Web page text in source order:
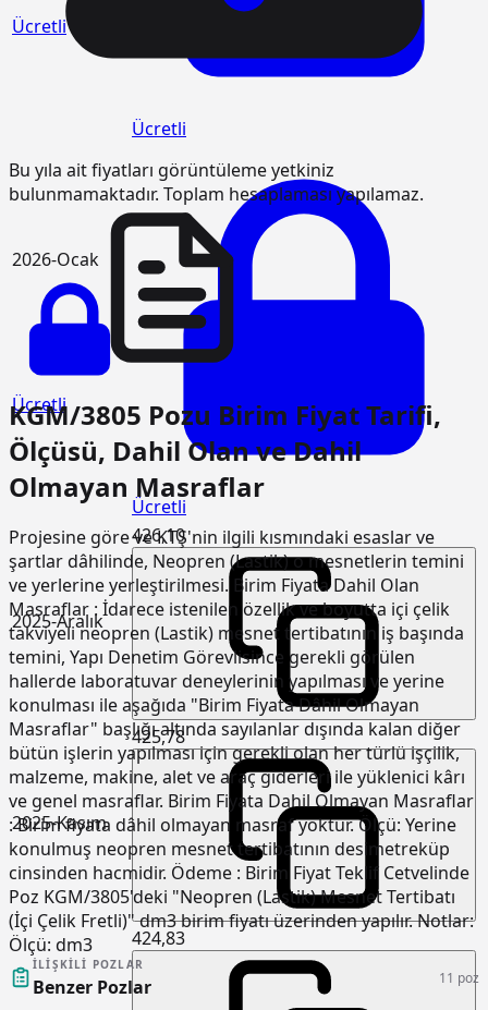
Ücretli
Ücretli
2026-Ocak
Ücretli
Ücretli
2025-Aralık
426,10
2025-Kasım
425,78
424,83
Bu yıla ait fiyatları görüntüleme yetkiniz
bulunmamaktadır. Toplam hesaplaması yapılamaz.
KGM/3805 Pozu Birim Fiyat Tarifi,
Ölçüsü, Dahil Olan ve Dahil
Olmayan Masraflar
Projesine göre ve KTŞ'nin ilgili kısmındaki esaslar ve
şartlar dâhilinde, Neopren (Lastik) o mesnetlerin temini
ve yerlerine yerleştirilmesi. Birim Fiyata Dahil Olan
Masraflar : İdarece istenilen özellik ve boyutta içi çelik
takviyeli neopren (Lastik) mesnet tertibatının iş başında
temini, Yapı Denetim Görevlisince gerekli görülen
hallerde laboratuvar deneylerinin yapılması ve yerine
konulması ile aşağıda "Birim Fiyata Dâhil Olmayan
Masraflar" başlığı altında sayılanlar dışında kalan diğer
bütün işlerin yapılması için gerekli olan her türlü işçilik,
malzeme, makine, alet ve araç giderleri ile yüklenici kârı
ve genel masraflar. Birim Fiyata Dahil Olmayan Masraflar
: Birim fiyata dâhil olmayan masraf yoktur. Ölçü: Yerine
konulmuş neopren mesnet tertibatının desimetreküp
cinsinden hacmidir. Ödeme : Birim Fiyat Teklif Cetvelinde
Poz KGM/3805'deki "Neopren (Lastik) Mesnet Tertibatı
(İçi Çelik Fretli)" dm3 birim fiyatı üzerinden yapılır. Notlar:
Ölçü: dm3
İLIŞKILI POZLAR
Benzer Pozlar 11 poz